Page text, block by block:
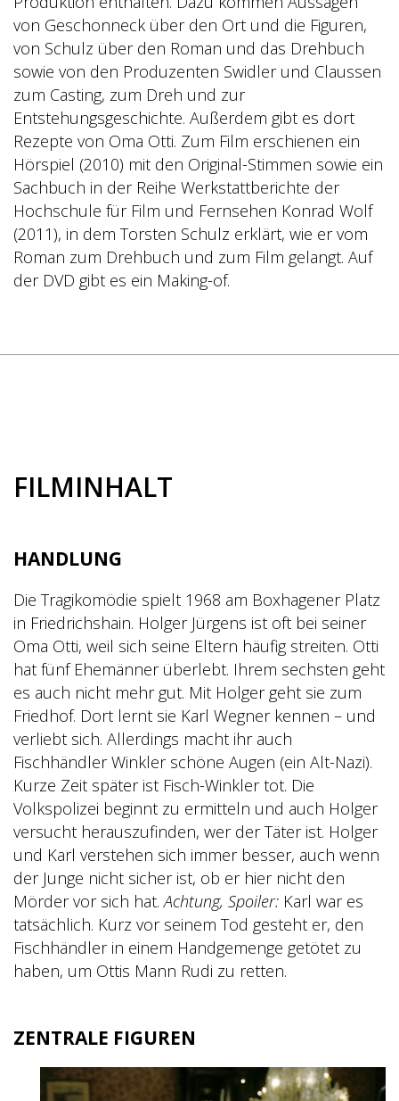
von Geschonneck über den Ort und die Figuren,
von Schulz über den Roman und das Drehbuch
sowie von den Produzenten Swidler und Claussen
zum Casting, zum Dreh und zur
Entstehungsgeschichte. Außerdem gibt es dort
Rezepte von Oma Otti. Zum Film erschienen ein
Hörspiel (2010) mit den Original-Stimmen sowie ein
Sachbuch in der Reihe Werkstattberichte der
Hochschule für Film und Fernsehen Konrad Wolf
(2011), in dem Torsten Schulz erklärt, wie er vom
Roman zum Drehbuch und zum Film gelangt. Auf
der DVD gibt es ein Making-of.
FILMINHALT
HANDLUNG
Die Tragikomödie spielt 1968 am Boxhagener Platz
in Friedrichshain. Holger Jürgens ist oft bei seiner
Oma Otti, weil sich seine Eltern häufig streiten. Otti
hat fünf Ehemänner überlebt. Ihrem sechsten geht
es auch nicht mehr gut. Mit Holger geht sie zum
Friedhof. Dort lernt sie Karl Wegner kennen – und
verliebt sich. Allerdings macht ihr auch
Fischhändler Winkler schöne Augen (ein Alt-Nazi).
Kurze Zeit später ist Fisch-Winkler tot. Die
Volkspolizei beginnt zu ermitteln und auch Holger
versucht herauszufinden, wer der Täter ist. Holger
und Karl verstehen sich immer besser, auch wenn
der Junge nicht sicher ist, ob er hier nicht den
Mörder vor sich hat. Achtung, Spoiler: Karl war es
tatsächlich. Kurz vor seinem Tod gesteht er, den
Fischhändler in einem Handgemenge getötet zu
haben, um Ottis Mann Rudi zu retten.
ZENTRALE FIGUREN